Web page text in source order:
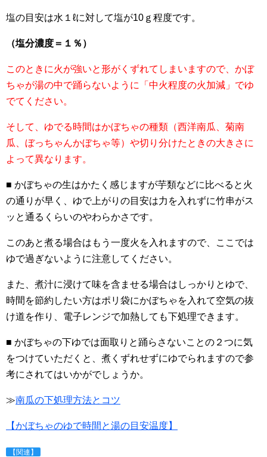
塩の目安は水１ℓに対して塩が10ｇ程度です。
（塩分濃度＝１％）
このときに火が強いと形がくずれてしまいますので、かぼ
ちゃが湯の中で踊らないように「中火程度の火加減」でゆ
でてください。
そして、ゆでる時間はかぼちゃの種類（西洋南瓜、菊南
瓜、ぼっちゃんかぼちゃ等）や切り分けたときの大きさに
よって異なります。
■ かぼちゃの生はかたく感じますが芋類などに比べると火
の通りが早く、ゆで上がりの目安は力を入れずに竹串がス
ッと通るくらいのやわらかさです。
このあと煮る場合はもう一度火を入れますので、ここでは
ゆで過ぎないように注意してください。
また、煮汁に浸けて味を含ませる場合はしっかりとゆで、
時間を節約したい方はポリ袋にかぼちゃを入れて空気の抜
け道を作り、電子レンジで加熱しても下処理できます。
■ かぼちゃの下ゆでは面取りと踊らさないことの２つに気
をつけていただくと、煮くずれせずにゆでられますので参
考にされてはいかがでしょうか。
≫南瓜の下処理方法とコツ
【かぼちゃのゆで時間と湯の目安温度】
【関連】